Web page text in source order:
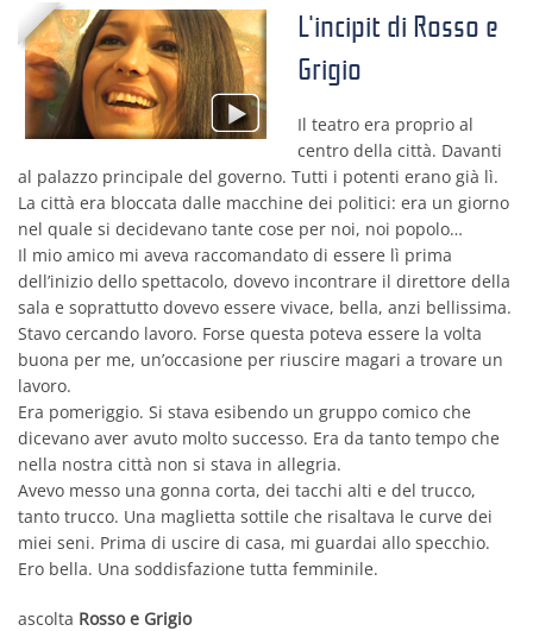
L'incipit di Rosso e
Grigio
Il teatro era proprio al
centro della città. Davanti
al palazzo principale del governo. Tutti i potenti erano già lì.
La città era bloccata dalle macchine dei politici: era un giorno
nel quale si decidevano tante cose per noi, noi popolo…
Il mio amico mi aveva raccomandato di essere lì prima
dell’inizio dello spettacolo, dovevo incontrare il direttore della
sala e soprattutto dovevo essere vivace, bella, anzi bellissima.
Stavo cercando lavoro. Forse questa poteva essere la volta
buona per me, un’occasione per riuscire magari a trovare un
lavoro.
Era pomeriggio. Si stava esibendo un gruppo comico che
dicevano aver avuto molto successo. Era da tanto tempo che
nella nostra città non si stava in allegria.
Avevo messo una gonna corta, dei tacchi alti e del trucco,
tanto trucco. Una maglietta sottile che risaltava le curve dei
miei seni. Prima di uscire di casa, mi guardai allo specchio.
Ero bella. Una soddisfazione tutta femminile.
ascolta Rosso e Grigio